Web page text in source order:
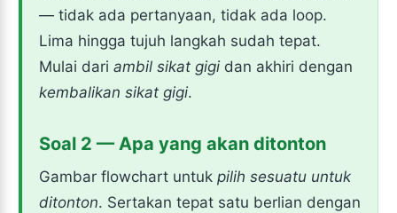
— tidak ada pertanyaan, tidak ada loop.
Lima hingga tujuh langkah sudah tepat.
Mulai dari ambil sikat gigidan akhiri dengan
kembalikan sikat gigi.
Soal 2 — Apa yang akan ditonton
Gambar flowchart untuk pilih sesuatu untuk
ditonton. Sertakan tepat satu berlian dengan